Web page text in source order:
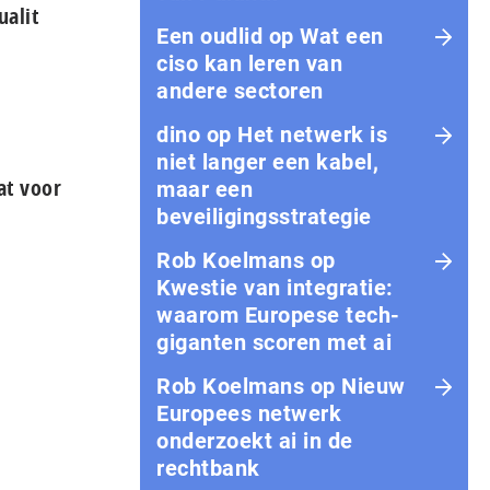
voor
Een oudlid op Wat een
ciso kan leren van
andere sectoren
dino op Het netwerk is
niet langer een kabel,
maar een
beveiligingsstrategie
Rob Koelmans op
Kwestie van integratie:
waarom Europese tech­
gi­gan­ten scoren met ai
Rob Koelmans op Nieuw
Europees netwerk
onderzoekt ai in de
rechtbank